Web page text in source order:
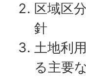
区域区
針
土地利
る主要